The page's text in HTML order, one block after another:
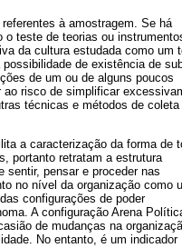
à amostragem. Se há
o teste de teorias ou
da cultura estudada como um
de existência de
de um ou de alguns poucos
risco de simplificar
técnicas e métodos de coleta
a caracterização da forma de
portanto retratam a estrutura
sentir, pensar e proceder nas
no nível da organização como
configurações de poder
A configuração Arena
de mudanças na
No entanto, é um indicador